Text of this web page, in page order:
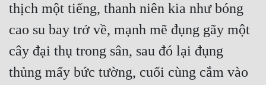
Xuyên Sách
Xuyên Thư
Điền Văn
Đô Thị
thịch một tiếng, thanh niên kia như bóng
cao su bay trở về, mạnh mẽ đụng gãy một
cây đại thụ trong sân, sau đó lại đụng
thủng mấy bức tường, cuối cùng cắm vào